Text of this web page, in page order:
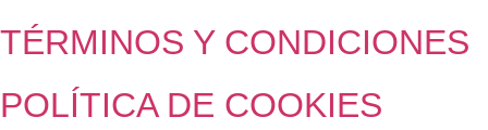
TÉRMINOS Y CONDICIONES
POLÍTICA DE COOKIES